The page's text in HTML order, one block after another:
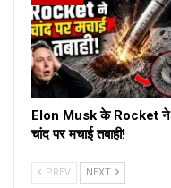
Elon Musk के Rocket ने
चांद पर मचाई तबाही!
PREV NEXT